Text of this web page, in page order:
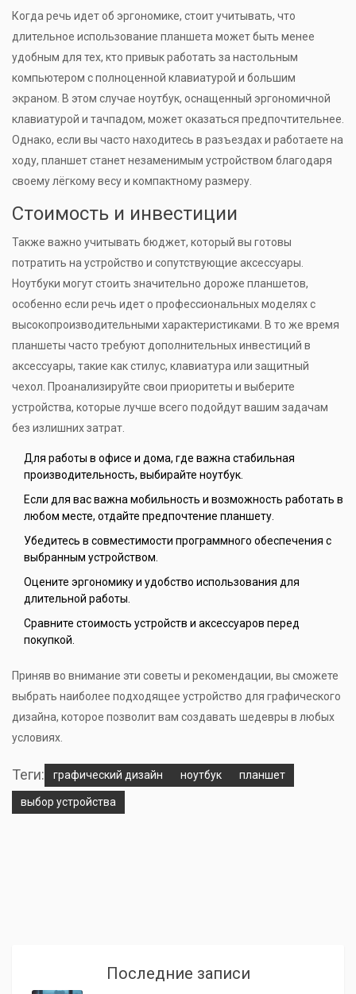
Когда речь идет об эргономике, стоит учитывать, что
длительное использование планшета может быть менее
удобным для тех, кто привык работать за настольным
компьютером с полноценной клавиатурой и большим
экраном. В этом случае ноутбук, оснащенный эргономичной
клавиатурой и тачпадом, может оказаться предпочтительнее.
Однако, если вы часто находитесь в разъездах и работаете на
ходу, планшет станет незаменимым устройством благодаря
своему лёгкому весу и компактному размеру.
Стоимость и инвестиции
Также важно учитывать бюджет, который вы готовы
потратить на устройство и сопутствующие аксессуары.
Ноутбуки могут стоить значительно дороже планшетов,
особенно если речь идет о профессиональных моделях с
высокопроизводительными характеристиками. В то же время
планшеты часто требуют дополнительных инвестиций в
аксессуары, такие как стилус, клавиатура или защитный
чехол. Проанализируйте свои приоритеты и выберите
устройства, которые лучше всего подойдут вашим задачам
без излишних затрат.
Для работы в офисе и дома, где важна стабильная
производительность, выбирайте ноутбук.
Если для вас важна мобильность и возможность работать в
любом месте, отдайте предпочтение планшету.
Убедитесь в совместимости программного обеспечения с
выбранным устройством.
Оцените эргономику и удобство использования для
длительной работы.
Сравните стоимость устройств и аксессуаров перед
покупкой.
Приняв во внимание эти советы и рекомендации, вы сможете
выбрать наиболее подходящее устройство для графического
дизайна, которое позволит вам создавать шедевры в любых
условиях.
Теги: графический дизайн ноутбук планшет
выбор устройства
Последние записи